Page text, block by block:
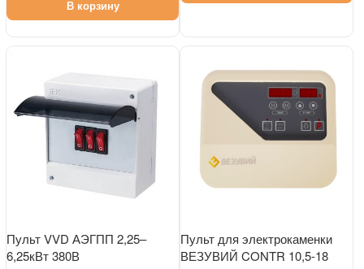
В корзину
Пульт VVD АЭГПП 2,25–
6,25кВт 380В
Пульт для электрокаменки
ВЕЗУВИЙ CONTR 10,5-18